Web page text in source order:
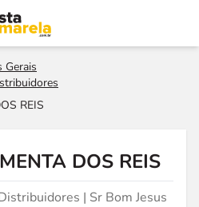
Gerais
REIS
DOS REIS
| Sr Bom Jesus